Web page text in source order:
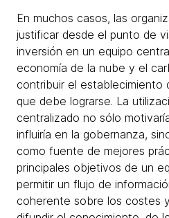
En muchos casos, las
justificar desde el punto de
inversión en un equipo
economía de la nube y el
contribuir el establecimiento
que debe lograrse. La
centralizado no sólo
influiría en la gobernanza,
como fuente de mejores
principales objetivos de un
permitir un flujo de
coherente sobre los costes